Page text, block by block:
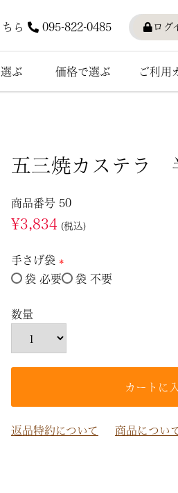
ら 095-822-0485 ログ
ぶ 価格で選ぶ ご利用
五三焼カステラ
商品番号 50
¥3,834 税込
手さげ袋
(必
袋 必要 袋 不要
カートに
返品特約について 商品につい